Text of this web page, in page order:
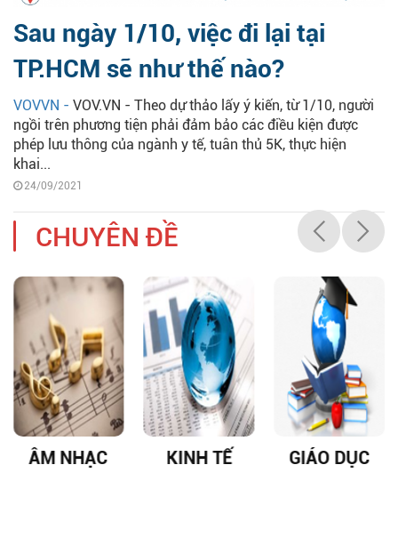
Sau ngày 1/10, việc đi lại tại
TP.HCM sẽ như thế nào?
VOVVN - VOV.VN - Theo dự thảo lấy ý kiến, từ 1/10, người
ngồi trên phương tiện phải đảm bảo các điều kiện được
phép lưu thông của ngành y tế, tuân thủ 5K, thực hiện
khai...
24/09/2021
CHUYÊN ĐỀ
ÂM NHẠC KINH TẾ GIÁO DỤC